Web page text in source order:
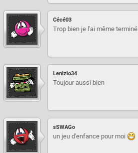
Cécé03
Trop bien je l'ai même terminé
Lenizio34
Toujour aussi bien
sSWAGo
un jeu d'enfance pour moi